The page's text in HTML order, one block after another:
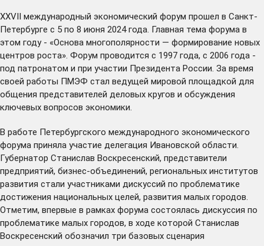
XXVII международный экономический форум прошел в Санкт-
Петербурге с 5 по 8 июня 2024 года. Главная тема форума в
этом году - «Основа многополярности — формирование новых
центров роста». Форум проводится с 1997 года, с 2006 года -
под патронатом и при участии Президента России. За время
своей работы ПМЭФ стал ведущей мировой площадкой для
общения представителей деловых кругов и обсуждения
ключевых вопросов экономики.
В работе Петербургского международного экономического
форума приняла участие делегация Ивановской области.
Губернатор Станислав Воскресенский, представители
предприятий, бизнес-объединений, региональных институтов
развития стали участниками дискуссий по проблематике
достижения национальных целей, развития малых городов.
Отметим, впервые в рамках форума состоялась дискуссия по
проблематике малых городов, в ходе которой Станислав
Воскресенский обозначил три базовых сценария